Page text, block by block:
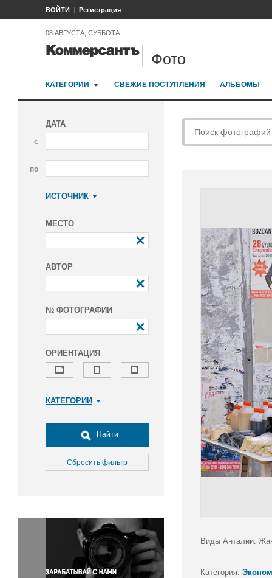
ВОЙТИ Регистрация
08 АВГУСТА, СУББОТА
Фото
КАТЕГОРИИ СВЕЖИЕ ПОСТУПЛЕНИЯ АЛЬБОМЫ
ДАТА
с
по
ИСТОЧНИК
МЕСТО
АВТОР
№ ФОТОГРАФИИ
ОРИЕНТАЦИЯ
КАТЕГОРИИ
Досуг, туризм и отдых
Культура
Медицина
Окружающая среда
Политика
Правосудие
Происшествия и конфликты
Найти
Сбросить фильтр
Виды Анталии.
Категория: